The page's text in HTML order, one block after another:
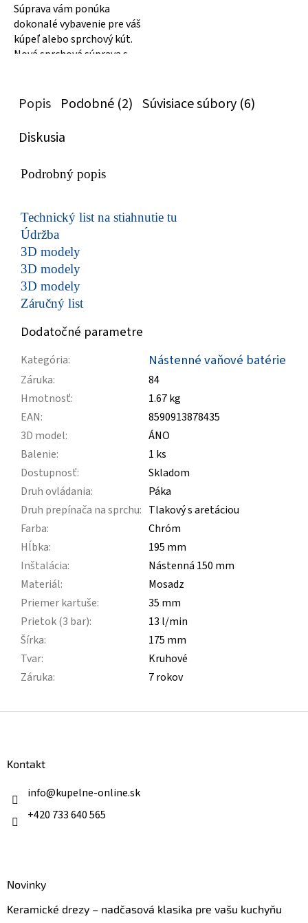
Súprava vám ponúka
dokonalé vybavenie pre váš
kúpeľ alebo sprchový kút.
Nová sprchová súprava s
Popis Podobné (2) Súvisiace súbory (6)
Diskusia
Podrobný popis
Technický list na stiahnutie tu
Údržba
3D modely
3D modely
3D modely
Záručný list
Dodatočné parametre
Kategória: Nástenné vaňové batérie
Záruka:
84
Hmotnosť:
1.67 kg
EAN:
8590913878435
3D model:
ÁNO
Balenie:
1 ks
Dostupnosť:
Skladom
Druh ovládania:
Páka
Druh prepínača na sprchu: Tlakový s aretáciou
Farba:
Chróm
Hĺbka:
195 mm
Inštalácia:
Nástenná 150 mm
Materiál:
Mosadz
Priemer kartuše:
35 mm
Prietok (3 bar):
13 l/min
Šírka:
175 mm
Tvar:
Kruhové
Záruka: 7 rokov
Kontakt
info@kupelne-online.sk
+420 733 640 565
Novinky
Keramické drezy – nadčasová klasika pre vašu kuchyňu